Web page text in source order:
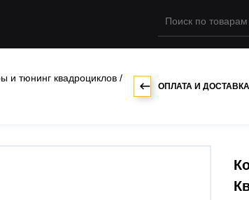
и тюнинг квадроциклов /
ОПЛАТА И ДОСТАВКА